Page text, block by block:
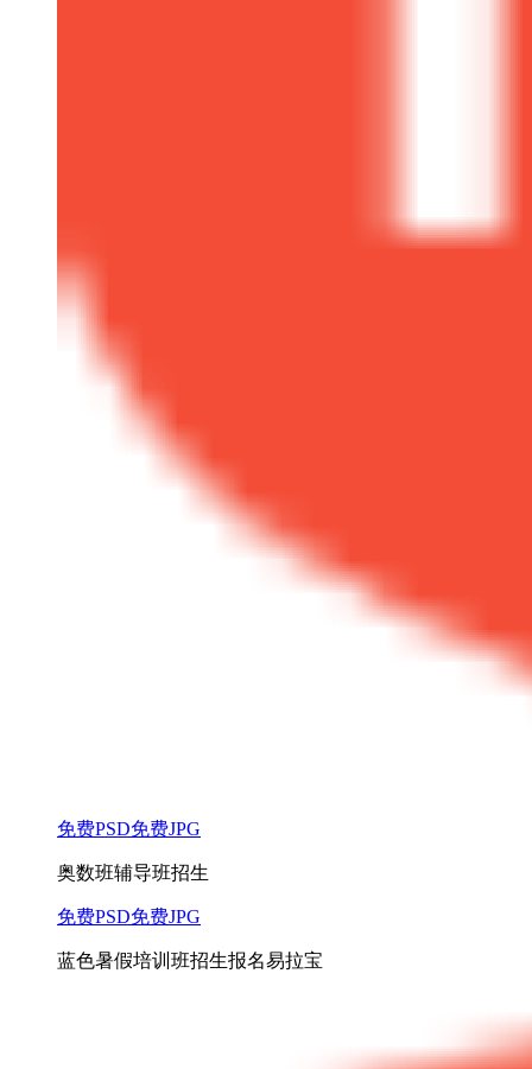
免费PSD免费JPG
奥数班辅导班招生
免费PSD免费JPG
蓝色暑假培训班招生报名易拉宝